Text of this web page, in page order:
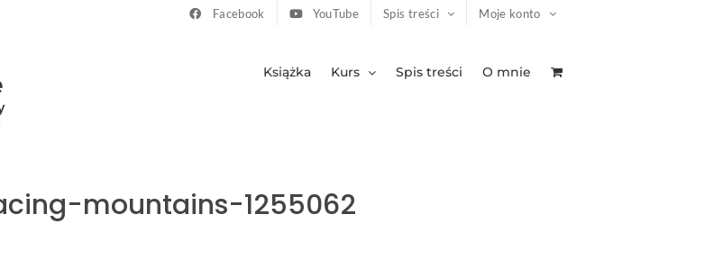
Facebook YouTube Spis treści Moje konto
Książka Kurs Spis treści O mnie
mountains-1255062